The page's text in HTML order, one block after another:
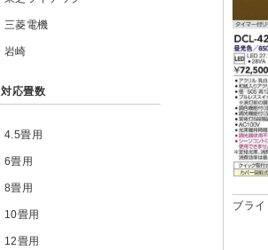
ブラ
三菱電機
岩崎
対応畳数
4.5畳用
6畳用
8畳用
10畳用
12畳用